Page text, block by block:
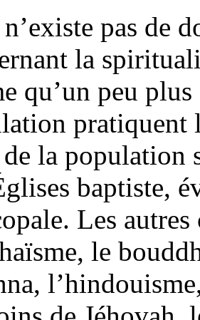
pas de
la
qu’un peu
pratiquent
de la population
baptiste,
Les autres
le